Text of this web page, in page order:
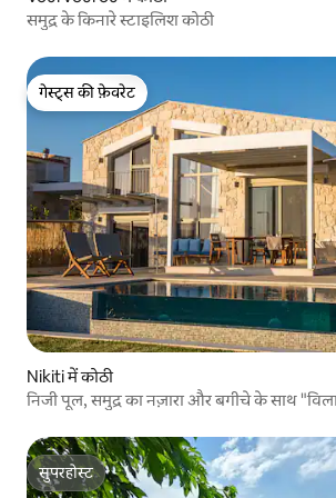
समुद्र के किनारे स्टाइलिश कोठी
गेस्ट्स की फ़ेवरेट
गेस्ट्स की फ़ेवरेट
Nikiti में कोठी
निजी पूल, समुद्र का नज़ारा और बगीचे के साथ
सुपरहोस्ट
सुपरहोस्ट